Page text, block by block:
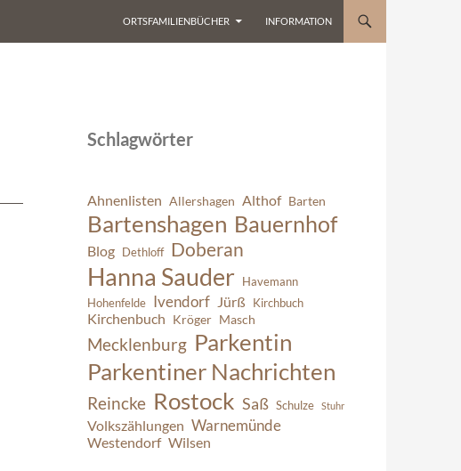
ORTSFAMILIENBÜCHER INFORMATION
Schlagwörter
Ahnenlisten Allershagen Althof Barten
Bartenshagen Bauernhof
Blog Dethloff Doberan
Hanna Sauder
Havemann
Hohenfelde Ivendorf Jürß Kirchbuch
Kirchenbuch Kröger Masch
Mecklenburg Parkentin
Parkentiner Nachrichten
Reincke Rostock Saß Schulze Stuhr
Volkszählungen Warnemünde
Westendorf Wilsen